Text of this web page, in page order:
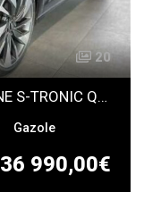
20
Audi A3 SPORTBACK 40 TDI S-LINE S-TRONIC QUATTRO
36 990,00€
Gazole